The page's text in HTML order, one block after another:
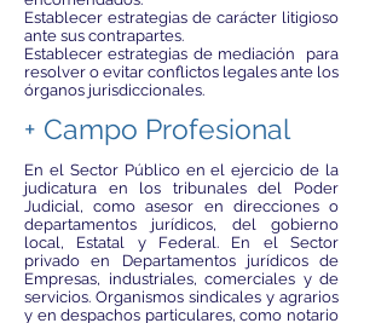
Establecer estrategias de carácter litigioso
ante sus contrapartes.
Establecer estrategias de mediación para
resolver o evitar conflictos legales ante los
órganos jurisdiccionales.
+ Campo Profesional
En el Sector Público en el ejercicio de la
judicatura en los tribunales del Poder
Judicial, como asesor en direcciones o
departamentos jurídicos, del gobierno
local, Estatal y Federal. En el Sector
privado en Departamentos jurídicos de
Empresas, industriales, comerciales y de
servicios. Organismos sindicales y agrarios
y en despachos particulares, como notario